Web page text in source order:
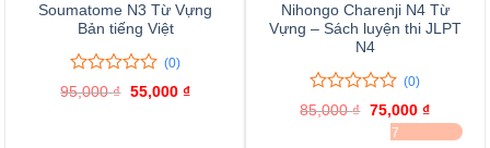
Soumatome N3 Từ Vựng
Bản tiếng Việt
0
trên
0
(0)
95,000₫ Giá
55,000 ₫Giá
Nihongo Charenji N4 Từ
Vựng – Sách luyện thi JLPT
N4
0
trên
0
(0)
85,000₫ Giá
gốc
75,000 ₫Giá
hiện
tại
ĐÃ BÁN 37